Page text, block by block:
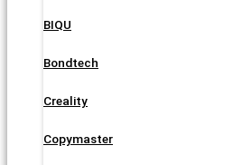
BIQU
Bondtech
Creality
Copymaster